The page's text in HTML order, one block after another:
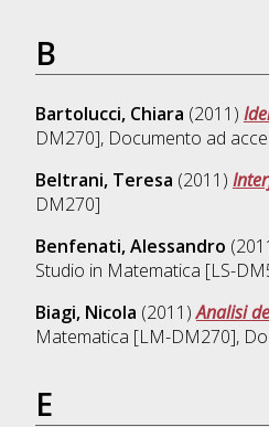
B
Bartolucci, Chiara (2011)
DM270], Documento ad
Beltrani, Teresa (2011)
DM270]
Benfenati, Alessandro
Studio in Matematica [LS-
Biagi, Nicola (2011)Analisi
Matematica [LM-DM270],
E